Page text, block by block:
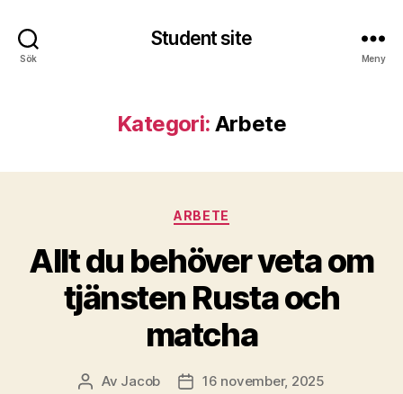
Sök
Student site
Meny
Kategori: Arbete
Kategorier
ARBETE
Allt du behöver veta om
tjänsten Rusta och
matcha
Inläggsförfattare
Av Jacob Inläggsdatum
16 november, 2025